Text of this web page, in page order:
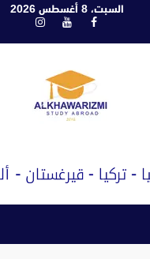
السبت، 8 أغسطس 2026
فيسبوكيوتيوبانستغرام